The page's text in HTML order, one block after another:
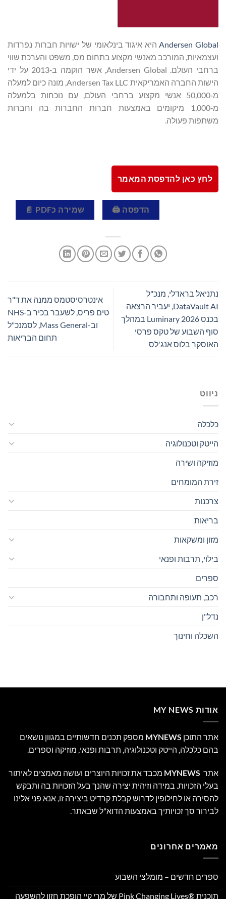
Andersen Globalהיא איגוד בינלאומי של ישויות חברות נפרדות
ועצמאיות, המורכב מאנשי מקצוע בתחום מס, משפט והערכת שווי
ברחבי העולם. Andersen Global, אשר הוקמה ב‑2013 על ידי
הישות החברה האמריקאית Andersen Tax LLC, מונה כיום למעלה
מ‑50,000 אנשי מקצוע ברחבי העולם, עם נוכחות בלמעלה
מ‑1,000 מיקומים באמצעות חברות החברות בה וחברות
משתפות פעולה.
לחץ כאן להדפסת המאמר
הדפסה 🖨 שמירה כPDF 📄
נתניאל בראדלי, מנכ"ל
DataVault AI, יעביר הרצאה
בכנס Luminary 2026 במהלך
סוף השבוע של טקס פרסי
האוסקר בלוס אנג'לס
אינטרסיסטמס ממנה את ד"ר
טים פריס, לשעבר בכיר ב-NHS
וב-Mass General, לסמנכ"ל
תחום הבריאות
ניווט
כלכלה
הייטק וטכנולוגיה
מוזיקה ושירה
זירת המומחים
צרכנות
בריאות
מזון ומשקאות
בילוי, תרבות ופנאי
ספרים
רכב, תעופה ותחבורה
נדל"ן
השכלה וחינוך
אודות MY NEWS
אתר התוכן MYNEWS מספק תכנים חדשותיים במגוון נושאים
בהם כלכלה, הייטק וטכנולוגיה, תרבות ופנאי, מוזיקה וספרים.
אתר MYNEWS מכבד את זכויות היוצרים ועושה מאמצים לאיתור
בעלי הזכויות. במידה וזיהית יצירה שהנך בעל הזכויות בה ותבקש
להסירה או לחילופין לדרוש קבלת קרדיט ביצירה זו, אנא פני אלינו
לבירור סך זכויותיך באמצעות הדוא"ל שבאתר.
מאמרים אחרונים
ספרים חדשים – מומלצי השבוע
תוכנית Pink Changing Lives®‎ של מרי קיי הופכת חזון להשפעה